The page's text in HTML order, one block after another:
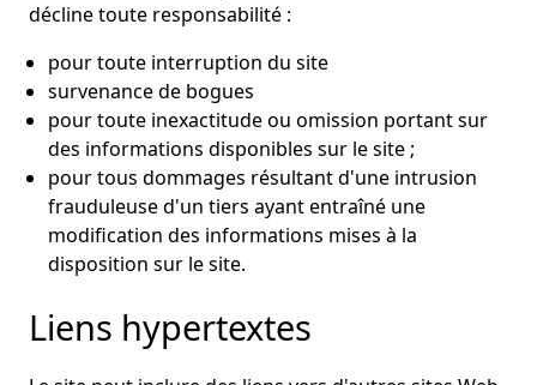
décline toute responsabilité :
pour toute interruption du site
survenance de bogues
pour toute inexactitude ou omission portant sur
des informations disponibles sur le site ;
pour tous dommages résultant d'une intrusion
frauduleuse d'un tiers ayant entraîné une
modification des informations mises à la
disposition sur le site.
Liens hypertextes